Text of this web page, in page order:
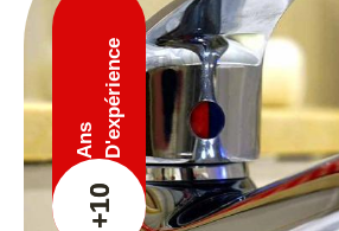
+10
Ans D'expérience